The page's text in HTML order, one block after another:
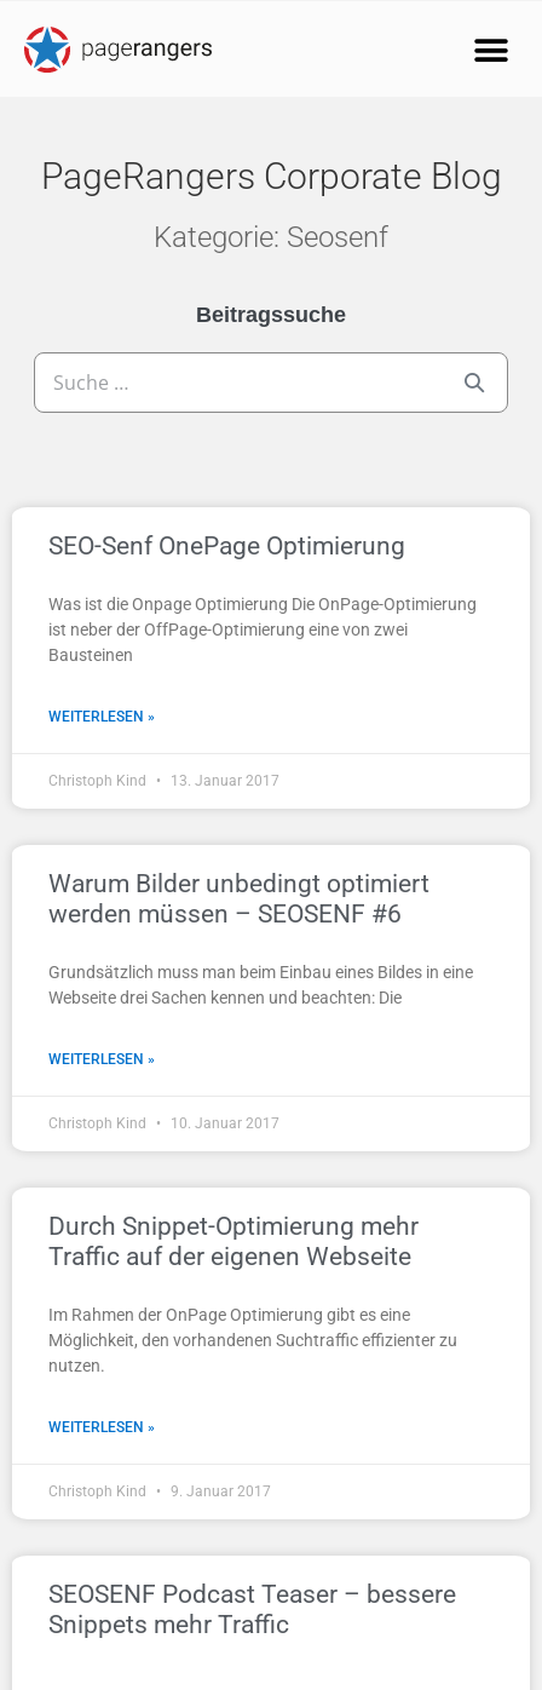
PageRangers Corporate Blog
Kategorie: Seosenf
Beitragssuche
SEO-Senf OnePage Optimierung
Was ist die Onpage Optimierung Die OnPage-Optimierung
ist neber der OffPage-Optimierung eine von zwei
Bausteinen
WEITERLESEN »
Christoph Kind 13. Januar 2017
Warum Bilder unbedingt optimiert
werden müssen – SEOSENF #6
Grundsätzlich muss man beim Einbau eines Bildes in eine
Webseite drei Sachen kennen und beachten: Die
WEITERLESEN »
Christoph Kind 10. Januar 2017
Durch Snippet-Optimierung mehr
Traffic auf der eigenen Webseite
Im Rahmen der OnPage Optimierung gibt es eine
Möglichkeit, den vorhandenen Suchtraffic effizienter zu
nutzen.
WEITERLESEN »
Christoph Kind 9. Januar 2017
SEOSENF Podcast Teaser – bessere
Snippets mehr Traffic